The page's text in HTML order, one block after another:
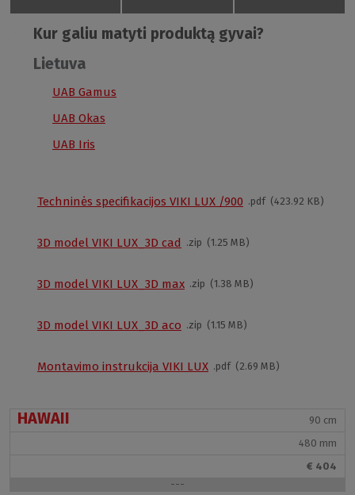
480 mm
---
90 cm
480 mm
€ 404
---
ATSISIŲSTI
Changing feet VIKI LUX
Techninės specifikacijos VIKI LUX /900 pdf 423.92 KB
3D model VIKI LUX_3D cad zip 1.25 MB
3D model VIKI LUX_3D max zip 1.38 MB
3D model VIKI LUX_3D aco zip 1.15 MB
Montavimo instrukcija VIKI LUX pdf 2.69 MB
Kur galiu matyti produktą gyvai?
Lietuva
UAB Gamus
UAB Okas
UAB Iris
* pristatoma kaip KOMPLEKTAS (su kojomis ir panele)
Panašūs gaminiai:
HAWAII